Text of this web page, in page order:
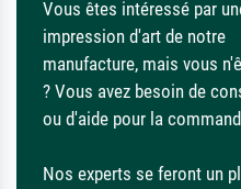
Vous êtes intéressé par
impression d'art de notre
manufacture, mais vous
? Vous avez besoin de
ou d'aide pour la
Nos experts se feront un